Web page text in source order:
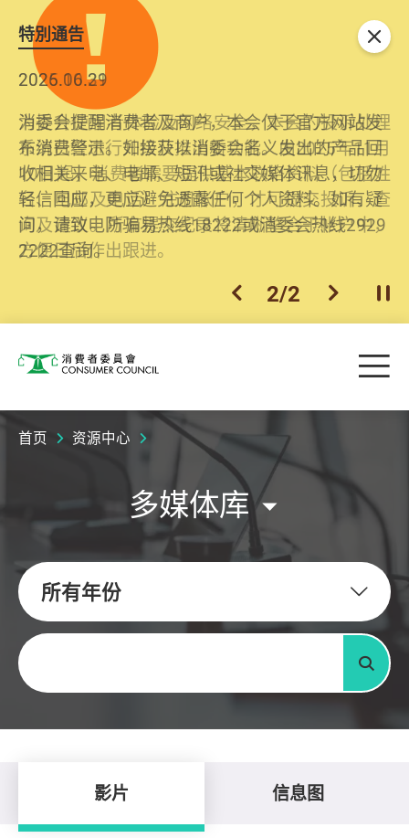
特別通告
2026.06.29
消委会提醒消费者及商户，本会仅于官方网站发
布消费警示。如接获以消委会名义发出的产品回
收相关来电、电邮、短讯或社交媒体讯息，切勿
轻信回应，更应避免透露任何个人资料。如有疑
问，请致电防骗易热线18222或消委会热线2929
2222查询。
2025.10.31
为提升使用者体验及网络安全，本会的投诉处理
系统已经进行升级及推出新功能。由2025年11月
10日起，消费者需要提供基本联络资料（包括姓
名、电邮及电话）注册帐户，才可提交投诉、查
询及建议。所有提交纪录将清晰整合于帐户中，
方便日后作出跟进。
上一个
2/2 下一个开
关闭
消费者委员会 目
首页 资源中心
多媒体库
所有年份
关键字
搜寻
影片 信息图